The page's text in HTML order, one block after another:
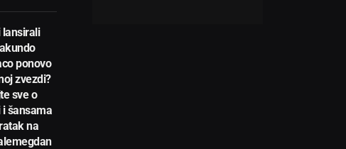
lansirali
ponovo
zvezdi?
sve o
šansama
na